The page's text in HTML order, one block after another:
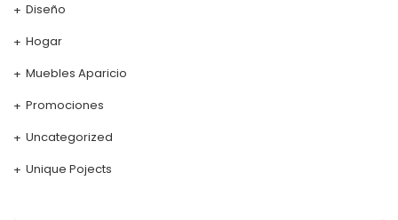
Diseño
Hogar
Muebles Aparicio
Promociones
Uncategorized
Unique Pojects